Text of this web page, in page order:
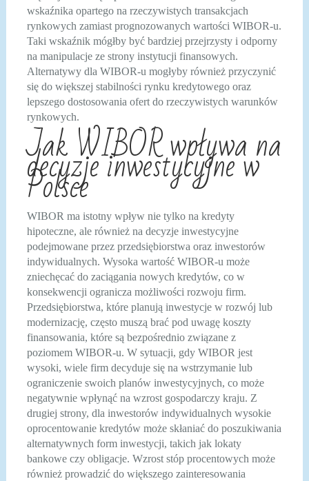
wskaźnika opartego na rzeczywistych transakcjach
rynkowych zamiast prognozowanych wartości WIBOR-u.
Taki wskaźnik mógłby być bardziej przejrzysty i odporny
na manipulacje ze strony instytucji finansowych.
Alternatywy dla WIBOR-u mogłyby również przyczynić
się do większej stabilności rynku kredytowego oraz
lepszego dostosowania ofert do rzeczywistych warunków
rynkowych.
Jak WIBOR wpływa na
decyzje inwestycyjne w
Polsce
WIBOR ma istotny wpływ nie tylko na kredyty
hipoteczne, ale również na decyzje inwestycyjne
podejmowane przez przedsiębiorstwa oraz inwestorów
indywidualnych. Wysoka wartość WIBOR-u może
zniechęcać do zaciągania nowych kredytów, co w
konsekwencji ogranicza możliwości rozwoju firm.
Przedsiębiorstwa, które planują inwestycje w rozwój lub
modernizację, często muszą brać pod uwagę koszty
finansowania, które są bezpośrednio związane z
poziomem WIBOR-u. W sytuacji, gdy WIBOR jest
wysoki, wiele firm decyduje się na wstrzymanie lub
ograniczenie swoich planów inwestycyjnych, co może
negatywnie wpłynąć na wzrost gospodarczy kraju. Z
drugiej strony, dla inwestorów indywidualnych wysokie
oprocentowanie kredytów może skłaniać do poszukiwania
alternatywnych form inwestycji, takich jak lokaty
bankowe czy obligacje. Wzrost stóp procentowych może
również prowadzić do większego zainteresowania